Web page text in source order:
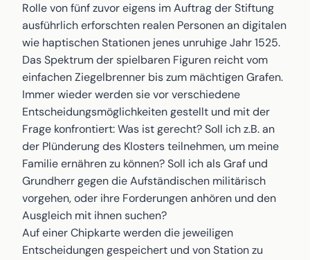
Rolle von fünf zuvor eigens im Auftrag der Stiftung
ausführlich erforschten realen Personen an digitalen
wie haptischen Stationen jenes unruhige Jahr 1525.
Das Spektrum der spielbaren Figuren reicht vom
einfachen Ziegelbrenner bis zum mächtigen Grafen.
Immer wieder werden sie vor verschiedene
Entscheidungsmöglichkeiten gestellt und mit der
Frage konfrontiert: Was ist gerecht? Soll ich z.B. an
der Plünderung des Klosters teilnehmen, um meine
Familie ernähren zu können? Soll ich als Graf und
Grundherr gegen die Aufständischen militärisch
vorgehen, oder ihre Forderungen anhören und den
Ausgleich mit ihnen suchen?
Auf einer Chipkarte werden die jeweiligen
Entscheidungen gespeichert und von Station zu